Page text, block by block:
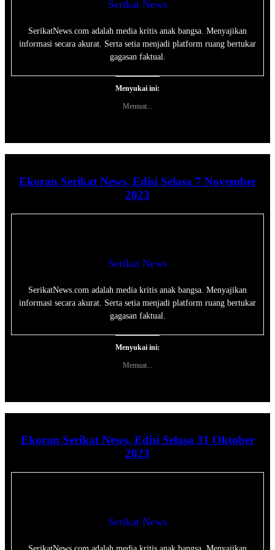
Serikat News
SerikatNews.com adalah media kritis anak bangsa. Menyajikan
informasi secara akurat. Serta setia menjadi platform ruang bertukar
gagasan faktual.
Menyukai ini:
Memuat...
Ekoran Serikat News, Edisi Selasa 7 November
2023
Serikat News
SerikatNews.com adalah media kritis anak bangsa. Menyajikan
informasi secara akurat. Serta setia menjadi platform ruang bertukar
gagasan faktual.
Menyukai ini:
Memuat...
Ekoran Serikat News, Edisi Selasa 31 Oktober
2023
Serikat News